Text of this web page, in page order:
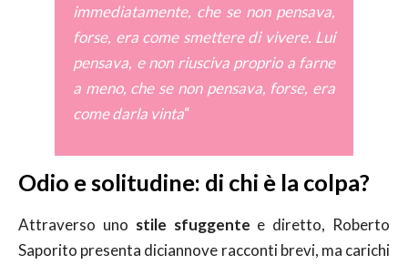
immediatamente, che se non pensava,
forse, era come smettere di vivere. Lui
pensava, e non riusciva proprio a farne
a meno, che se non pensava, forse, era
come darla vinta“
Odio e solitudine: di chi è la colpa?
Attraverso uno stile sfuggente e diretto, Roberto
Saporito presenta diciannove racconti brevi, ma carichi